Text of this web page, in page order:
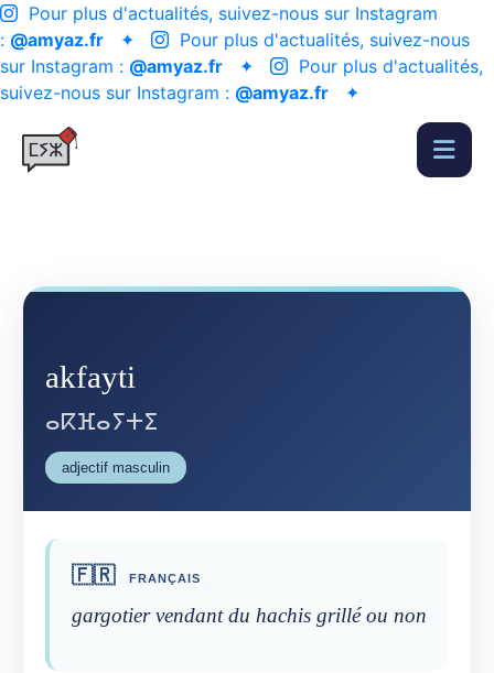
Pour plus d'actualités, suivez-nous sur Instagram
: @amyaz.fr ✦
Pour plus d'actualités, suivez-nous
sur Instagram : @amyaz.fr ✦
Pour plus d'actualités,
suivez-nous sur Instagram : @amyaz.fr ✦
akfayti
ⴰⴽⴼⴰⵢⵜⵉ
adjectif masculin
🇫🇷 FRANÇAIS
gargotier vendant du hachis grillé ou non